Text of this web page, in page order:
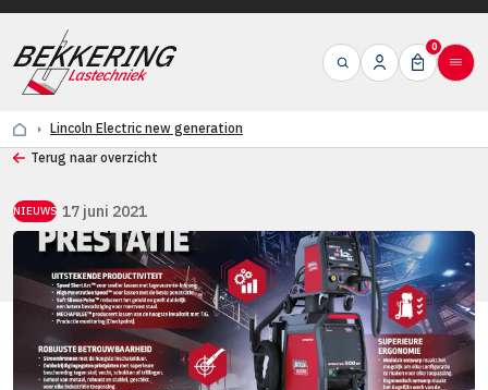
0
Lincoln Electric new generation
Terug naar overzicht
NIEUWS 17 juni 2021
Lincoln Electric new generation